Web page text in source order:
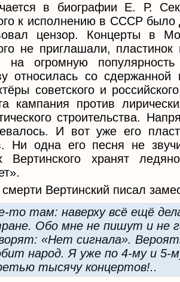
в биографии Е. Р.
к исполнению в СССР
цензор. Концерты в
не приглашали,
на огромную
относилась со
советского и
кампания против
строительства.
И вот уже его
Ни одна его песня не
Вертинского хранят
Вертинский писал
то там: наверху всё ещё
Обо мне не пишут и не
«Нет сигнала».
народ. Я уже по 4-му и 5-
тысячу концертов!..